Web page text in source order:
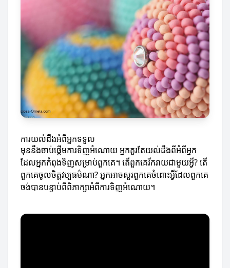
ការយល់ដឹងអំពីអ្នកទទួល
មុននឹងចាប់ផ្តើមការទិញអំណោយ អ្នកគួរតែយល់ដឹងពីអំពីអ្នក
ដែលអ្នកកំពុងទិញសម្រាប់ពួកគេ។ តើពួកគេរីករាយជាមួយអ្វី? តើ
ពួកគេចូលចិត្តវប្បធម៌ណា? អ្នកអាចសួរពួកគេចំពោះអ្វីដែលពួកគេ
ចង់បានបន្ទាប់ពីពិភាក្សាអំពីការទិញអំណោយ។